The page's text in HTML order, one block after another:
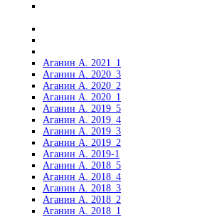
Аганин А. 2021_1
Аганин А. 2020_3
Аганин А. 2020_2
Аганин А. 2020_1
Аганин А. 2019_5
Аганин А. 2019_4
Аганин А. 2019_3
Аганин А. 2019_2
Аганин А. 2019-1
Аганин А. 2018_5
Аганин А. 2018_4
Аганин А. 2018_3
Аганин А. 2018_2
Аганин А. 2018_1